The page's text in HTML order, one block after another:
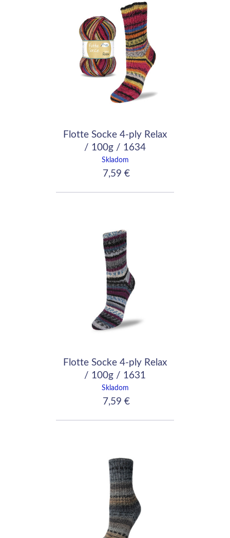
Flotte Socke 4-ply Relax
/ 100g / 1634
Skladom
7,59 €
Flotte Socke 4-ply Relax
/ 100g / 1631
Skladom
7,59 €